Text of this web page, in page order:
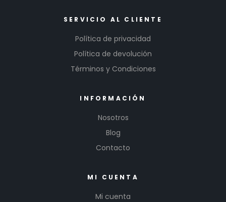
SERVICIO AL CLIENTE
Política de privacidad
Política de devolución
Términos y Condiciones
INFORMACIÓN
Nosotros
Blog
Contacto
MI CUENTA
Mi cuenta